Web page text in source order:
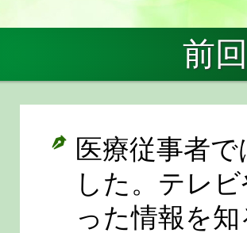
前
医療従事者
した。テレ
った情報を